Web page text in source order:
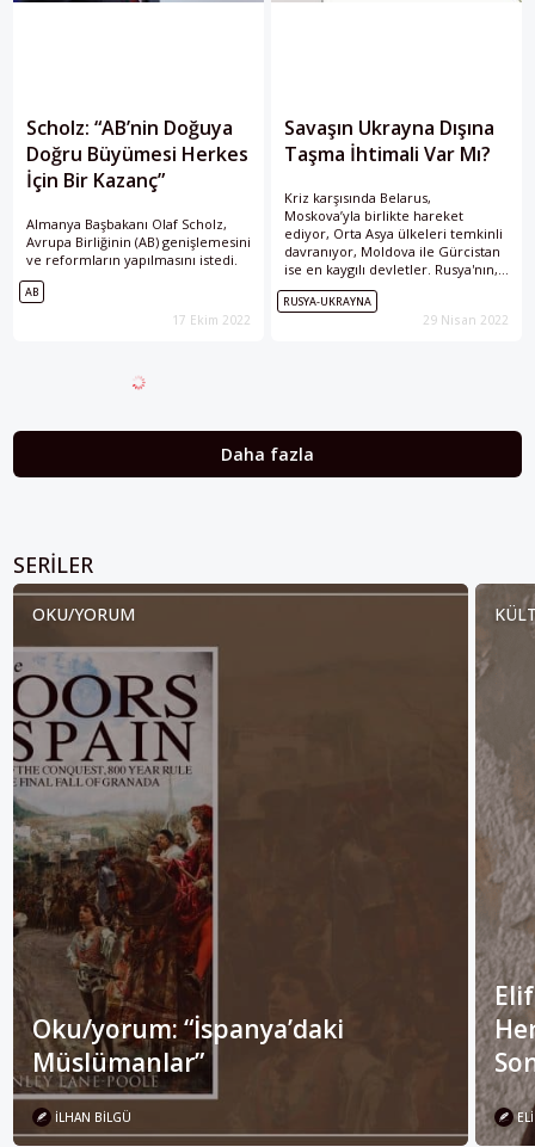
Scholz: “AB’nin Doğuya
Doğru Büyümesi Herkes
İçin Bir Kazanç”
Almanya Başbakanı Olaf Scholz,
Avrupa Birliğinin (AB) genişlemesini
ve reformların yapılmasını istedi.
AB
17 Ekim 2022
Savaşın Ukrayna Dışına
Taşma İhtimali Var Mı?
Kriz karşısında Belarus,
Moskova’yla birlikte hareket
ediyor, Orta Asya ülkeleri temkinli
davranıyor, Moldova ile Gürcistan
ise en kaygılı devletler. Rusya'nın,
Odessa’yı içine alacak şekilde
Moldova sınırına çıkmayı planladığı
RUSYA-UKRAYNA
29 Nisan 2022
Daha fazla
SERILER
OKU/YORUM
Oku/yorum: “İspanya’daki
Müslümanlar”
İLHAN BILGÜ